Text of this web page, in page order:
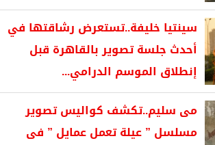
سينتيا خليفة..تستعرض رشاقتها في
أحدث جلسة تصوير بالقاهرة قبل
إنطلاق الموسم الدرامي...
مى سليم..تكشف كواليس تصوير
مسلسل ” عيلة تعمل عمايل ” فى